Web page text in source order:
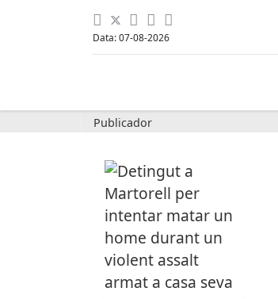
Data: 07-08-2026
Publicador